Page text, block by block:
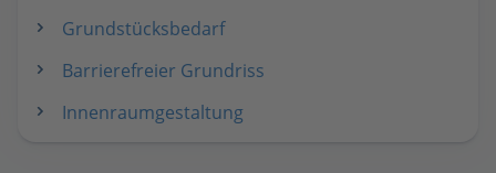
Grundstücksbedarf
Barrierefreier Grundriss
Innenraumgestaltung